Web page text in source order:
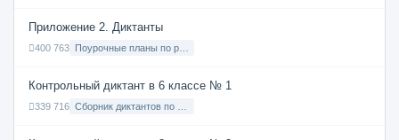
Приложение 2. Диктанты
400 763
Контрольный диктант в 6 классе № 1
339 716